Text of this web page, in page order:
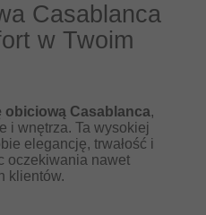
Casablanca
w Twoim
obiciową Casablanca,
i wnętrza. Ta wysokiej
elegancję, trwałość i
oczekiwania nawet
klientów.